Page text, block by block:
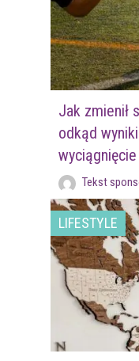
Jak zmienił
odkąd
Tekst
LIFESTYLE